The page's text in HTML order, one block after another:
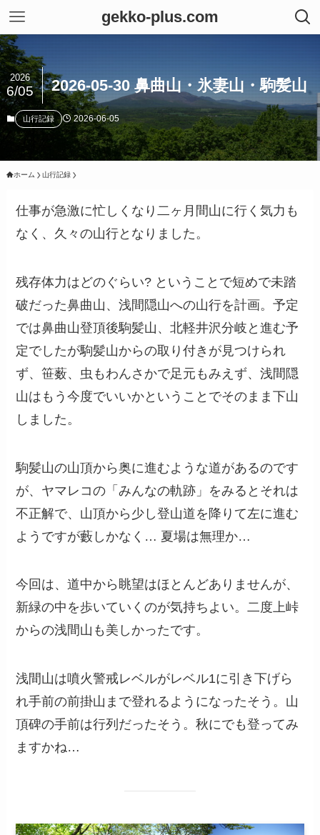
gekko-plus.com
2026-05-30 鼻曲山・氷妻山・駒髪山
2026
6/05
山行記録 2026-06-05
ホーム 山行記録
仕事が急激に忙しくなり二ヶ月間山に行く気力も
なく、久々の山行となりました。
残存体力はどのぐらい? ということで短めで未踏
破だった鼻曲山、浅間隠山への山行を計画。予定
では鼻曲山登頂後駒髪山、北軽井沢分岐と進む予
定でしたが駒髪山からの取り付きが見つけられ
ず、笹薮、虫もわんさかで足元もみえず、浅間隠
山はもう今度でいいかということでそのまま下山
しました。
駒髪山の山頂から奥に進むような道があるのです
が、ヤマレコの「みんなの軌跡」をみるとそれは
不正解で、山頂から少し登山道を降りて左に進む
ようですが藪しかなく… 夏場は無理か…
今回は、道中から眺望はほとんどありませんが、
新緑の中を歩いていくのが気持ちよい。二度上峠
からの浅間山も美しかったです。
浅間山は噴火警戒レベルがレベル1に引き下げら
れ手前の前掛山まで登れるようになったそう。山
頂碑の手前は行列だったそう。秋にでも登ってみ
ますかね…